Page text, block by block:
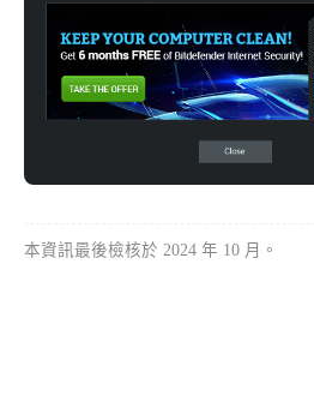
本資訊最後檢核於 2024 年 10 月。